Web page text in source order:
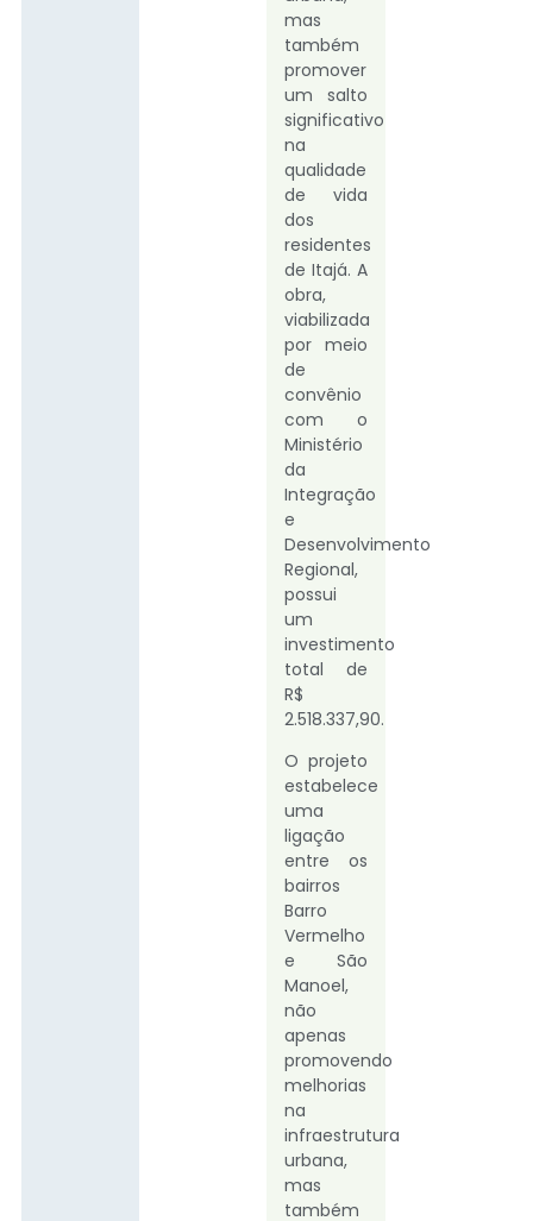
mas
também
promover
um salto
significativo
na
qualidade
de vida
dos
residentes
de Itajá. A
obra,
viabilizada
por meio
de
convênio
com o
Ministério
da
Integração
e
Desenvolvimento
Regional,
possui
um
investimento
total de
R$
2.518.337,90.
O projeto
estabelece
uma
ligação
entre os
bairros
Barro
Vermelho
e São
Manoel,
não
apenas
promovendo
melhorias
na
infraestrutura
urbana,
mas
também